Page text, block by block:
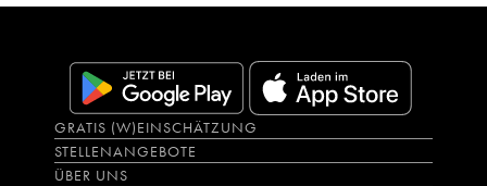
GRATIS (W)EINSCHÄTZUNG
STELLENANGEBOTE
ÜBER UNS